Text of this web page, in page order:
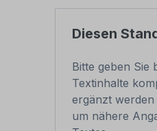
Diesen
Bitte geben Sie
Textinhalte
ergänzt
um nähere